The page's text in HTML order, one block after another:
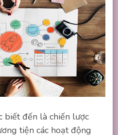
biết đến là chiến lược
tiện các hoạt động